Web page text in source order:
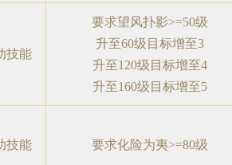
技能
要求望风扑影>=50级
升至60级目标增至3
升至120级目标增至4
升至160级目标增至5
技能 要求化险为夷>=80级